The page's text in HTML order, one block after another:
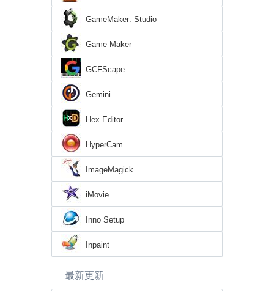
GameMaker: Studio
Game Maker
GCFScape
Gemini
Hex Editor
HyperCam
ImageMagick
iMovie
Inno Setup
Inpaint
最新更新